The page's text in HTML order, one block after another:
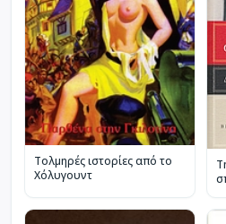
Τολμηρές ιστορίες από το
Χόλυγουντ